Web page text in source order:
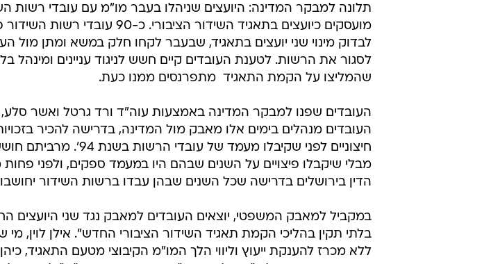
תלונה למבקר המדינה: היועצים שניהלו בעבר מו"מ עם עובדי רשות
מועסקים כיועצים בתאגיד השידור
לבדוק מינוי שני יועצים בתאגיד, שבעבר לקחו חלק במשא ומתן מול
לסגור את הרשות. לטענת העובדים קיים חשש לניגוד עניינים ומינהל
שהמליצו על הקמת התאגיד  מתפרנסים ממנו כעת.
העובדים שפנו למבקר המדינה באמצעות עוה"ד ורד גרטל ואשר סלע,
העובדים מנהלים בימים אלו מאבק מול המדינה, בדרישה להכיר
חיצוניים לפני שקיבלו מעמד
מבלי שיקבלו פיצויים על השנים שבהם היו במעמד ספקים, ולפני
הדין בירושלים בדרישה שכל השנים שבהן עבדו ברשות השידור
במקביל למאבק המשפטי, יוצאים העובדים למאבק נגד שני היועצים
בלתי תקין בהליכי הקמת תאגיד השידור הציבורי החדש". אילן לוין,
ללא מכרז להענקת ייעוץ וליווי הלך המו"מ הקיבוצי מטעם התאגיד,